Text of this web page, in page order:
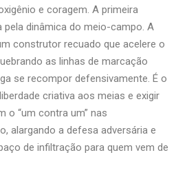
e coragem. A primeira
pela dinâmica do meio-campo. A
construtor recuado que acelere o
as linhas de marcação
se recompor defensivamente. É o
criativa aos meias e exigir
o “um contra um” nas
alargando a defesa adversária e
de infiltração para quem vem de